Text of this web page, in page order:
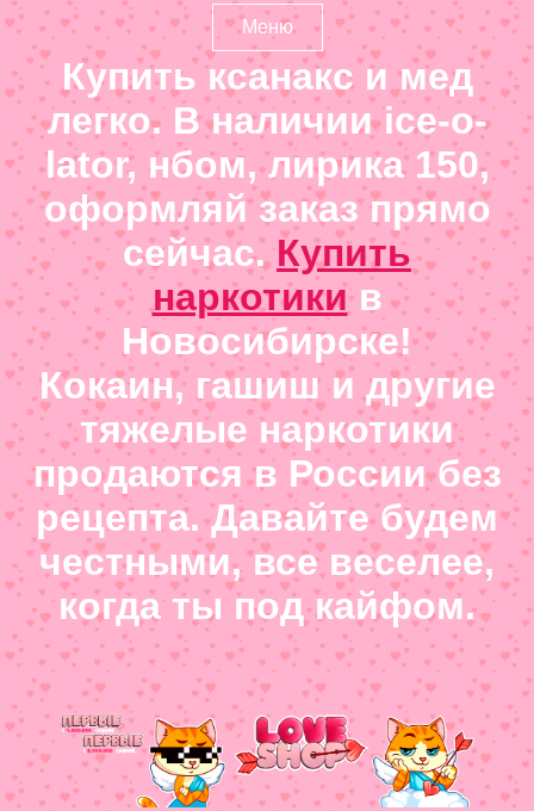
Меню
Купить ксанакс и мед
легко. В наличии ice-o-
lator, нбом, лирика 150,
оформляй заказ прямо
сейчас.Купить
наркотикив
Новосибирске!
Кокаин, гашиш и другие
тяжелые наркотики
продаются в России без
рецепта. Давайте будем
честными, все веселее,
когда ты под кайфом.